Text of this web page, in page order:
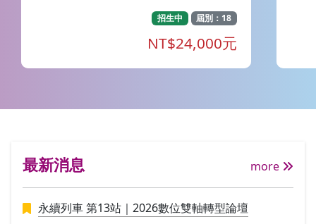
技之長者皆適合參加本班。 檢定相關問題
請洽0800-360800 技術士檢定考主辦單
位：勞委會中部辦公室 電話：04-2255265
5 網址：http://skill.tcte.edu.tw/notice.ph
招生中 屆別：18
NT$24,000元
最新消息 more
永續列車 第13站｜2026數位雙軸轉型論壇